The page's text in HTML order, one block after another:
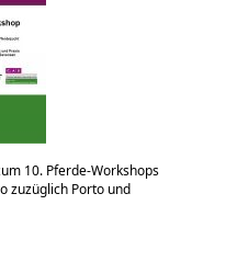
10. Pferde-Workshops
zuzüglich Porto und